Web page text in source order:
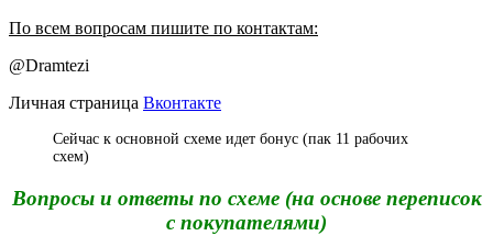
По всем вопросам пишите по контактам:
@Dramtezi
Личная страница Вконтакте
Сейчас к основной схеме идет бонус (пак 11 рабочих
схем)
Вопросы и ответы по схеме (на основе переписок
с покупателями)